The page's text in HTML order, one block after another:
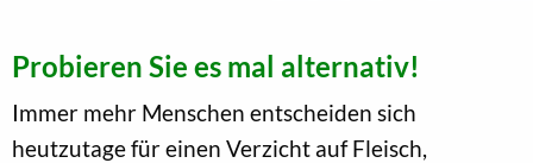
Probieren Sie es mal alternativ!
Immer mehr Menschen entscheiden sich
heutzutage für einen Verzicht auf Fleisch,